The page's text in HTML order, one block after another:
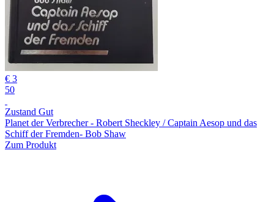
€ 3
50
Zustand Gut
Planet der Verbrecher - Robert Sheckley / Captain Aesop und das
Schiff der Fremden- Bob Shaw
Zum Produkt